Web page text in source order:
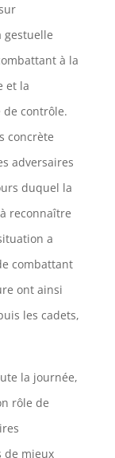
gestuelle
à la
et la
contrôle.
concrète
adversaires
duquel la
reconnaître
a
combattant
ont ainsi
les cadets,
la journée,
rôle de
de mieux